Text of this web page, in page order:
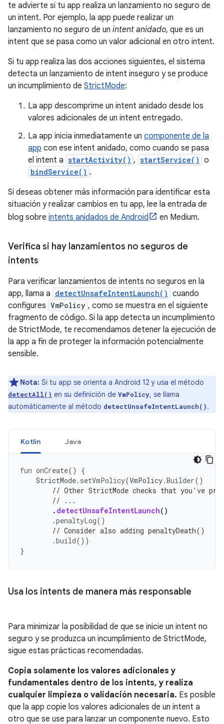
te advierte si tu app realiza un lanzamiento no seguro de
un intent. Por ejemplo, la app puede realizar un
lanzamiento no seguro de un intent anidado, que es un
intent que se pasa como un valor adicional en otro intent.
Si tu app realiza las dos acciones siguientes, el sistema
detecta un lanzamiento de intent inseguro y se produce
un incumplimiento de StrictMode:
La app descomprime un intent anidado desde los
valores adicionales de un intent entregado.
La app inicia inmediatamente un componente de la
app con ese intent anidado, como cuando se pasa
el intent a startActivity() , startService() o
bindService() .
Si deseas obtener más información para identificar esta
situación y realizar cambios en tu app, lee la entrada de
blog sobre intents anidados de Android en Medium.
Verifica si hay lanzamientos no seguros de
intents
Para verificar lanzamientos de intents no seguros en la
app, llama a detectUnsafeIntentLaunch() cuando
configures VmPolicy , como se muestra en el siguiente
fragmento de código. Si la app detecta un incumplimiento
de StrictMode, te recomendamos detener la ejecución de
la app a fin de proteger la información potencialmente
sensible.
Nota: Si tu app se orienta a Android 12 y usa el método
detectAll() en su definición de VmPolicy, se llama
automáticamente al método detectUnsafeIntentLaunch().
Kotlin Java
fun onCreate()
{
StrictMode. setVmPolicy(VmPolicy.Builder()
// Other StrictMode checks that you've
// ...
. detectUnsafeIntentLaunch()
.penaltyLog()
// Consider also adding penaltyDeath()
.build())
}
Usa los intents de manera más responsable
Para minimizar la posibilidad de que se inicie un intent no
seguro y se produzca un incumplimiento de StrictMode,
sigue estas prácticas recomendadas.
Copia solamente los valores adicionales y
fundamentales dentro de los intents, y realiza
cualquier limpieza o validación necesaria. Es posible
que la app copie los valores adicionales de un intent a
otro que se use para lanzar un componente nuevo. Esto